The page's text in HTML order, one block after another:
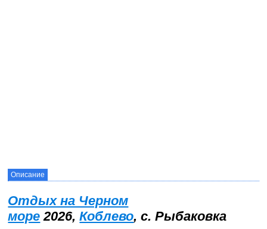
Описание
Отдых на Черном
море 2026,Коблево, с. Рыбаковка